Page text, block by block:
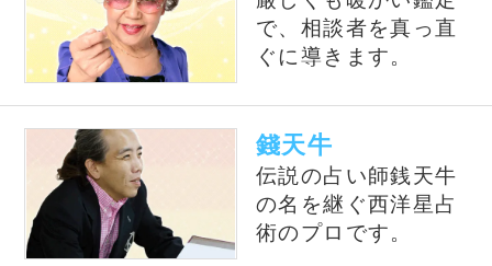
風水の大御所Dr.コパがあな
たの開運をお手伝い！
テレビで話題の紫月香帆が
あなたの風水を徹底鑑定！